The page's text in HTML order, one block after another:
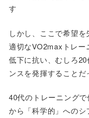
す
しかし、ここで希望を
適切なVO2maxトレー
低下に抗い、むしろ
ンスを発揮することだ
40代のトレーニングで
から「科学的」への